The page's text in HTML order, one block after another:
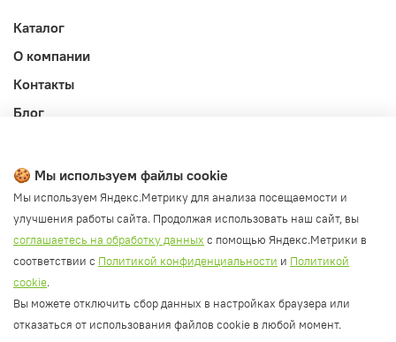
Каталог
О компании
Контакты
Блог
Публичная оферта
Политика конфиденциальности и обработки ПД
Согласие на обработку ПД
Согласие на рассылку
Согласие на обработку cookie файлов
Политика cookie
🍪 Мы используем файлы cookie
Мы используем Яндекс.Метрику для анализа посещаемости и
улучшения работы сайта. Продолжая использовать наш сайт, вы
соглашаетесь на обработку данных с помощью Яндекс.Метрики в
соответствии с Политикой конфиденциальности и Политикой
cookie.
Вы можете отключить сбор данных в настройках браузера или
отказаться от использования файлов cookie в любой момент.